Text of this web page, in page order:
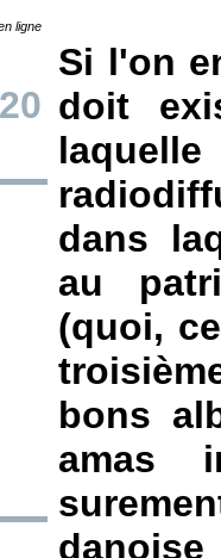
ligne
Si l'on
doit
dans
au
(quoi,
bons
amas